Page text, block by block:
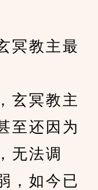
教主最
冥教主
至还因为
无法调
，如今已